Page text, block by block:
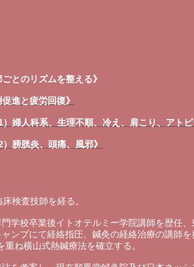
とのリズムを整える》
進と疲労回復》
婦人科系、生理不順、冷え、肩こり、アトピ
膀胱炎、頭痛、風邪》
検査技師を経る。
学校卒業後イトオテルミー学院講師を歴任
ンプにて経絡指圧、鍼灸の経絡治療の講師
ね横山式熱鍼療法を確立する。